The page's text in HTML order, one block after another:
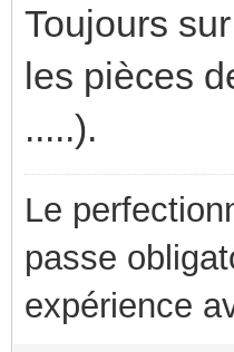
Toujours
les pièces
.....).
Le
passe
expérience